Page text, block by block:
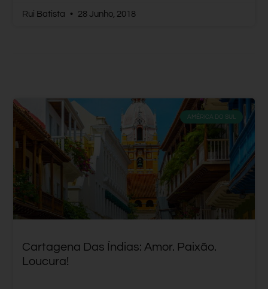
Rui Batista 28 Junho, 2018
AMÉRICA DO SUL
Cartagena Das Índias: Amor. Paixão.
Loucura!